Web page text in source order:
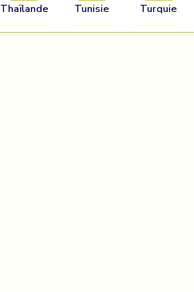
Thaïlande Tunisie Turquie